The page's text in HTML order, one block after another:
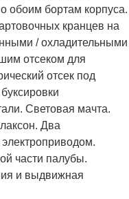
обоим бортам корпуса.
кранцев на
/ охладительными
отсеком для
отсек под
Световая мачта.
Два
части палубы.
и выдвижная